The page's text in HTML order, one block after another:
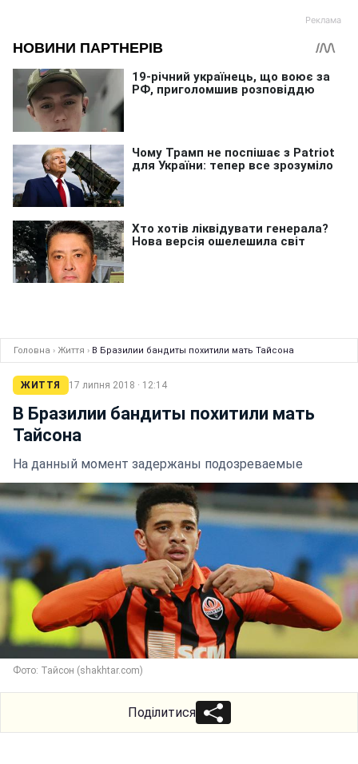
Головна › Життя › В Бразилии бандиты похитили мать Тайсона
ЖИТТЯ 17 липня 2018 · 12:14
В Бразилии бандиты похитили мать
Тайсона
На данный момент задержаны подозреваемые
Фото: Тайсон (shakhtar.com)
Поділитися